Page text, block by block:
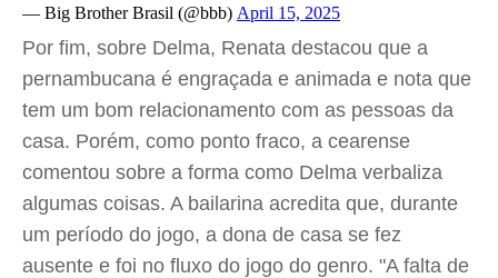
— Big Brother Brasil (@bbb) April 15, 2025
Por fim, sobre Delma, Renata destacou que a
pernambucana é engraçada e animada e nota que
tem um bom relacionamento com as pessoas da
casa. Porém, como ponto fraco, a cearense
comentou sobre a forma como Delma verbaliza
algumas coisas. A bailarina acredita que, durante
um período do jogo, a dona de casa se fez
ausente e foi no fluxo do jogo do genro. "A falta de